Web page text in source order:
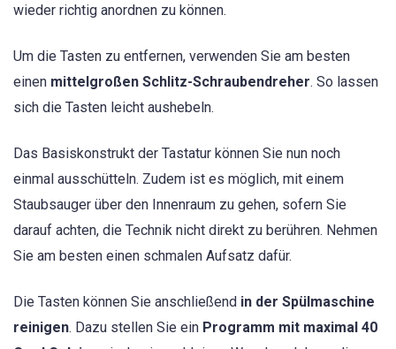
wieder richtig anordnen zu können.
Um die Tasten zu entfernen, verwenden Sie am besten
einen mittelgroßen Schlitz-Schraubendreher. So lassen
sich die Tasten leicht aushebeln.
Das Basiskonstrukt der Tastatur können Sie nun noch
einmal ausschütteln. Zudem ist es möglich, mit einem
Staubsauger über den Innenraum zu gehen, sofern Sie
darauf achten, die Technik nicht direkt zu berühren. Nehmen
Sie am besten einen schmalen Aufsatz dafür.
Die Tasten können Sie anschließend in der Spülmaschine
reinigen. Dazu stellen Sie ein Programm mit maximal 40